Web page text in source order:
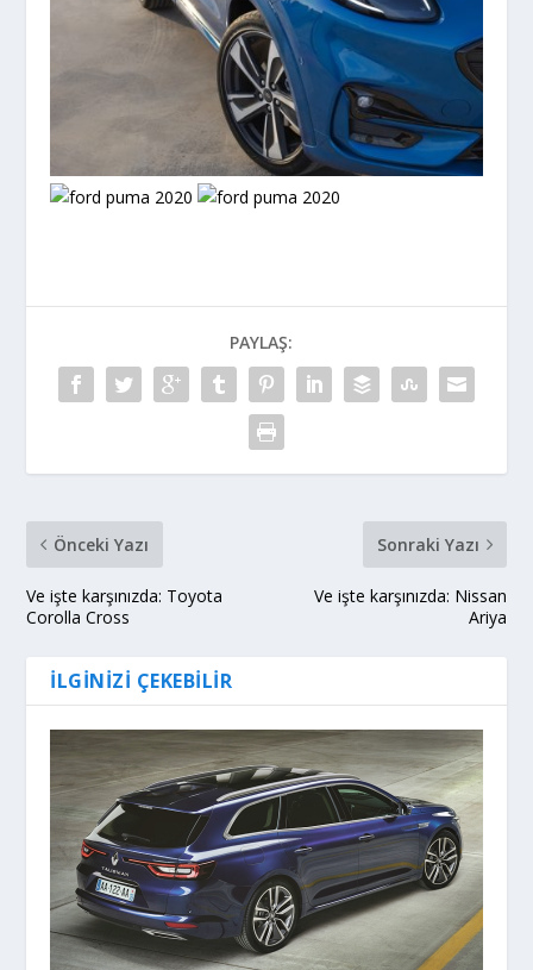
PAYLAŞ:
Önceki Yazı
Ve işte karşınızda: Toyota
Corolla Cross
Sonraki Yazı
Ve işte karşınızda: Nissan
Ariya
İLGINIZI ÇEKEBILIR